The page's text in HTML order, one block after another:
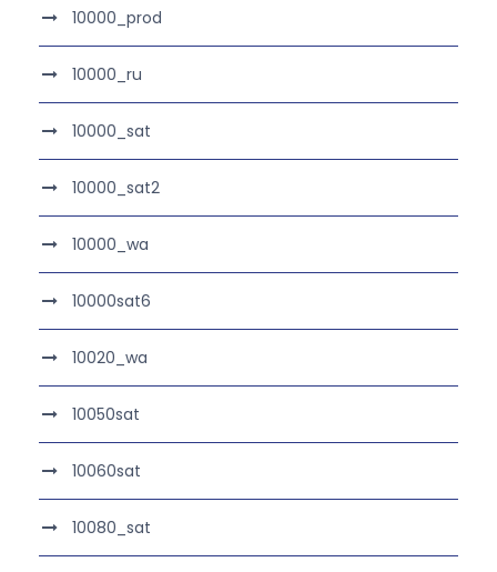
10000_prod
10000_ru
10000_sat
10000_sat2
10000_wa
10000sat6
10020_wa
10050sat
10060sat
10080_sat